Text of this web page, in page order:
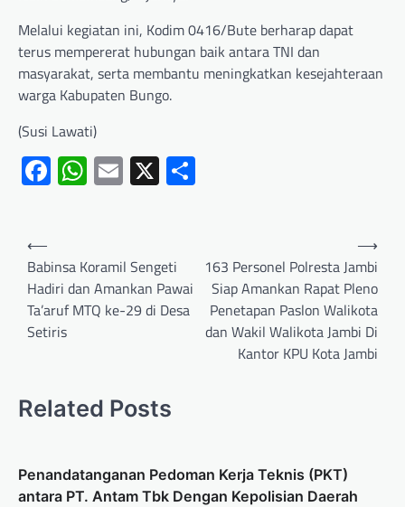
Melalui kegiatan ini, Kodim 0416/Bute berharap dapat
terus mempererat hubungan baik antara TNI dan
masyarakat, serta membantu meningkatkan kesejahteraan
warga Kabupaten Bungo.
(Susi Lawati)
Facebook
WhatsApp
Email
X
⟵
Babinsa Koramil Sengeti
Hadiri dan Amankan Pawai
Ta’aruf MTQ ke-29 di Desa
Setiris
163 Personel Polresta Jambi
Siap Amankan Rapat Pleno
Penetapan Paslon Walikota
dan Wakil Walikota Jambi Di
Kantor KPU Kota Jambi
⟶
Related Posts
Penandatanganan Pedoman Kerja Teknis (PKT)
antara PT. Antam Tbk Dengan Kepolisian Daerah